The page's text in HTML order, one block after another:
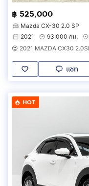
฿ 525,000
Mazda CX-30 2.0 SP
2021
93,000 กม.
แชท
HOT